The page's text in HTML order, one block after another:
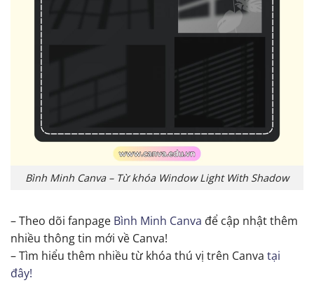
Bình Minh Canva – Từ khóa Window Light With Shadow
– Theo dõi fanpage Bình Minh Canva để cập nhật thêm
nhiều thông tin mới về Canva!
– Tìm hiểu thêm nhiều từ khóa thú vị trên Canva tại
đây!